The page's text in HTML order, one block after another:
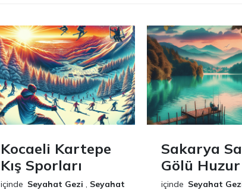
Kocaeli Kartepe
Kış Sporları
içinde Seyahat Gezi , Seyahat
Sakarya
Gölü
içinde Seyahat